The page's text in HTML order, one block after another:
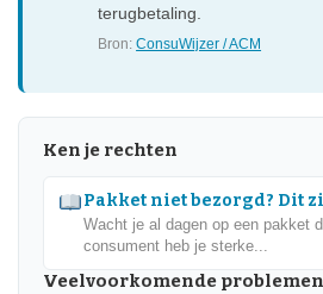
terugbetaling.
Bron:ConsuWijzer / ACM
Ken je rechten
Pakket niet bezorgd? Dit
Wacht je al dagen op een pakket
consument heb je sterke...
Veelvoorkomende